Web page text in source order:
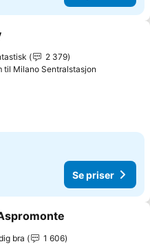
til i favoritter
2 379
til Milano Sentralstasjon
Se priser
til i favoritter
bra
1 606